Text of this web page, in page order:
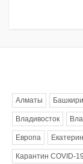
Алматы
Владивосток
Европа
Карантин COVID-19